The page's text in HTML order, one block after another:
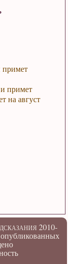
примет
примет
на август
2010-